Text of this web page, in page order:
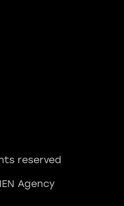
reserved
Agency